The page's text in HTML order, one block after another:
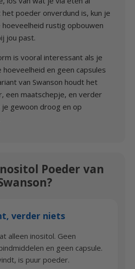
poeder onverdund is, kun je
hoeveelheid rustig opbouwen
jou past.
is vooral interessant als je
en geen capsules
van Swanson houdt het
een maatschepje, en verder
gewoon droog en op
Poeder van
verder niets
alleen inositol. Geen
en geen capsule.
is puur poeder.